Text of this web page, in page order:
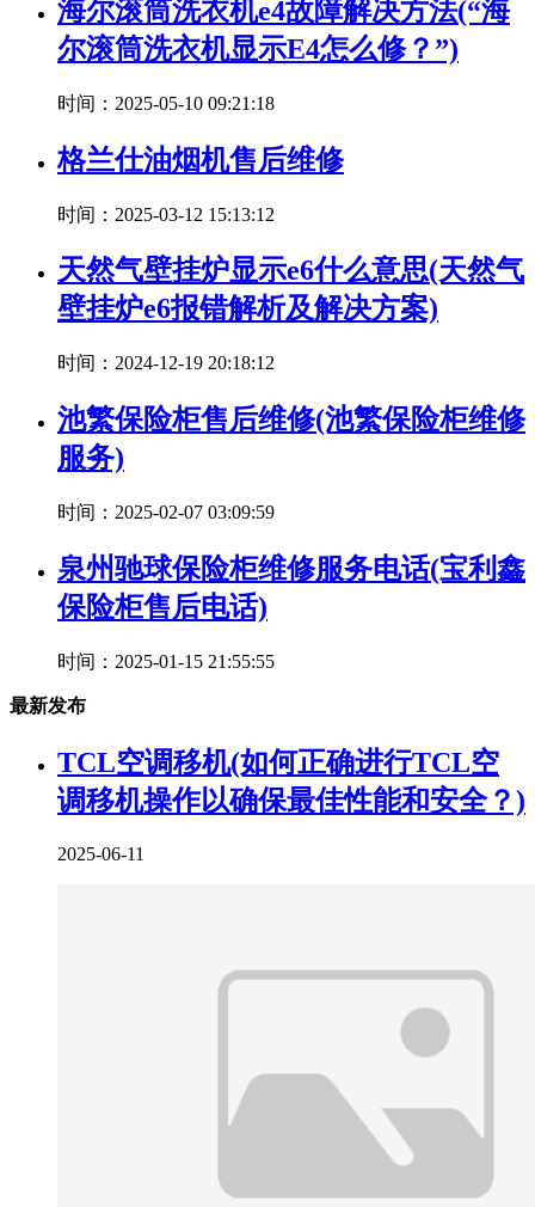
海尔滚筒洗衣机e4故障解决方法(“海
尔滚筒洗衣机显示E4怎么修？”)
时间：2025-05-10 09:21:18
格兰仕油烟机售后维修
时间：2025-03-12 15:13:12
天然气壁挂炉显示e6什么意思(天然气
壁挂炉e6报错解析及解决方案)
时间：2024-12-19 20:18:12
池繁保险柜售后维修(池繁保险柜维修
服务)
时间：2025-02-07 03:09:59
泉州驰球保险柜维修服务电话(宝利鑫
保险柜售后电话)
时间：2025-01-15 21:55:55
最新发布
TCL空调移机(如何正确进行TCL空
调移机操作以确保最佳性能和安全？)
2025-06-11